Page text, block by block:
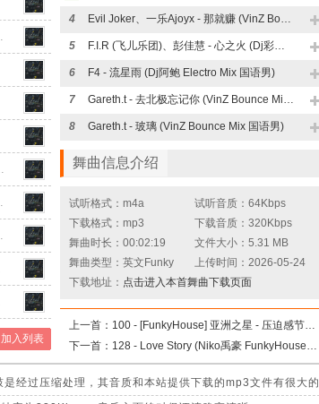
期一夜休
Mix)
迷幻旋律
- 阿索阿索
加入列表
4 Evil Joker、一乐Ajoyx - 那就赚 (VinZ Bounce Mix 国语男)
5 F.I.R (飞儿乐团)、彭佳慧 - 心之火 (Dj彩虹 FunkyHouse Mix)
6 F4 - 流星雨 (Dj阿鲍 Electro Mix 国语男)
7 Gareth.t - 去北极忘记你 (VinZ Bounce Mix 国语男)
8 Gareth.t - 玻璃 (VinZ Bounce Mix 国语男)
舞曲信息介绍
试听格式：m4a
试听音质：64Kbps
下载格式：mp3
下载音质：320Kbps
舞曲时长：00:02:19
文件大小：5.31 MB
舞曲类型：英文Funky
上传时间：2026-05-24
下载地址： 点击进入本首舞曲下载页面
上一首：
100 - [FunkyHouse] 亚洲之星 - 压迫感节奏VoI.05
下一首：
128 - Love Story (Niko禹豪 FunkyHouse Mix 空灵鼓)
经过压缩处理，其音质和本站提供下载的mp3文件有很大的